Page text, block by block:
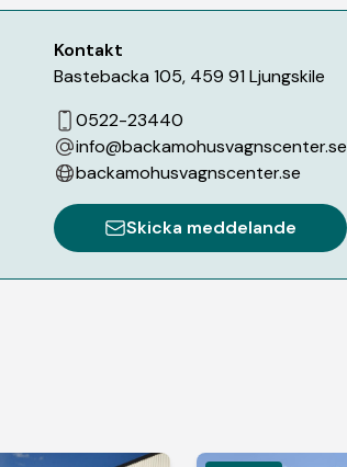
Kontakt
Bastebacka 105, 459 91 Ljungskile
0522-23440
info@backamohusvagnscenter.se
backamohusvagnscenter.se
Skicka meddelande